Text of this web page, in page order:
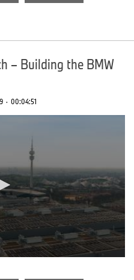
– Building the BMW
· 00:04:51